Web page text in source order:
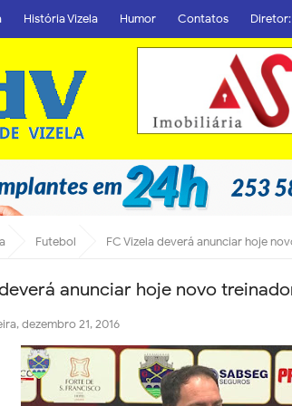
História Vizela Humor Contatos
Futebol FC Vizela deverá anunciar hoje
anunciar hoje novo
dezembro 21, 2016